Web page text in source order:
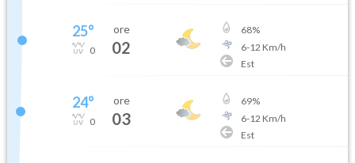
25°
0
ore
02
68%
6-12 Km/h
Est
24°
0
ore
03
69%
6-12 Km/h
Est